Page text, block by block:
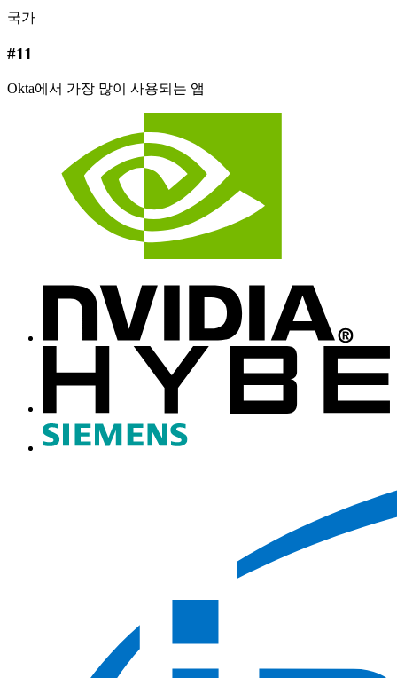
국가
#11
Okta에서 가장 많이 사용되는 앱